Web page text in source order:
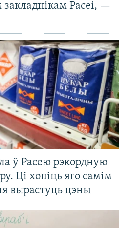
Расеі, —
ў Расею рэкордную
Ці хопіць яго самім
вырастуць цэны